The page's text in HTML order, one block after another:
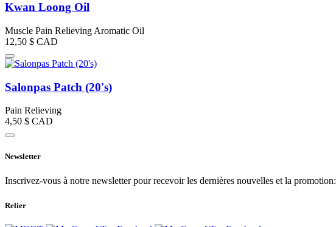
Kwan Loong Oil
Muscle Pain Relieving Aromatic Oil
12,50 $ CAD
Salonpas Patch (20's)
Pain Relieving
4,50 $ CAD
Newsletter
Inscrivez-vous à notre newsletter pour recevoir les dernières nouvelles et la promotion:
Relier